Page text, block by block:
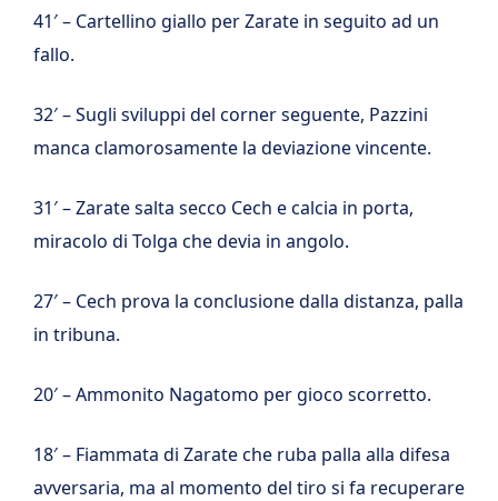
41′ – Cartellino giallo per Zarate in seguito ad un
fallo.
32′ – Sugli sviluppi del corner seguente, Pazzini
manca clamorosamente la deviazione vincente.
31′ – Zarate salta secco Cech e calcia in porta,
miracolo di Tolga che devia in angolo.
27′ – Cech prova la conclusione dalla distanza, palla
in tribuna.
20′ – Ammonito Nagatomo per gioco scorretto.
18′ – Fiammata di Zarate che ruba palla alla difesa
avversaria, ma al momento del tiro si fa recuperare